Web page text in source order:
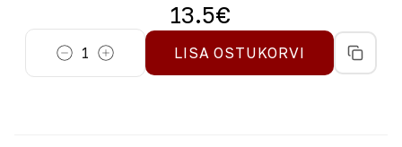
13.5€
1 LISA OSTUKORVI